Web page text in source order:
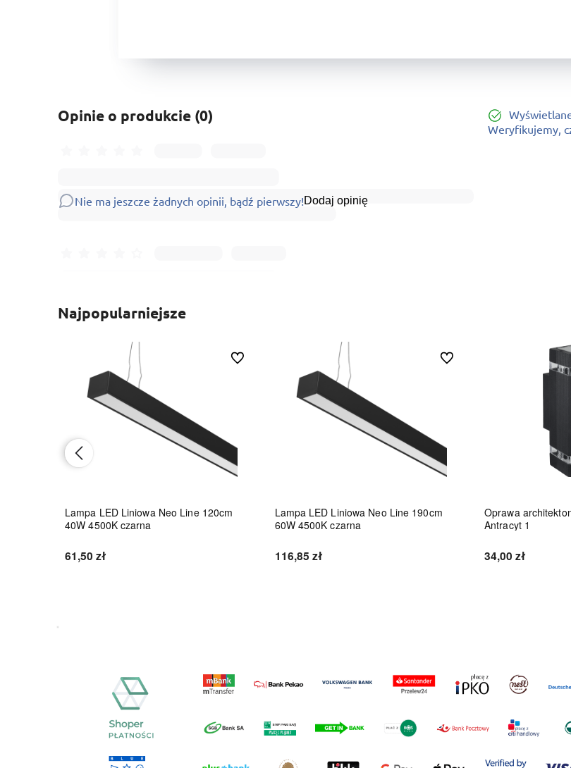
Opinie o produkcie (0)
Nie ma jeszcze żadnych opinii, bądź pierwszy!Dodaj opinię
Weryfikujemy,
Najpopularniejsze
Lampa LED Liniowa Neo Line 120cm
40W 4500K czarna
61,50 zł
Do ulubionych
Lampa LED Liniowa Neo Line 190cm
60W 4500K czarna
116,85 zł
Do ulubionych
Oprawa
Antracyt 1
34,00 zł